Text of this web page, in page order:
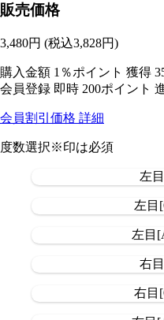
販売価格
3,480円 (税込3,828円)
購入金額 1％ポイント 獲得
会員登録 即時 200ポイント
会員割引価格 詳細
度数選択※印は必須
左
左目
左目
右
右目